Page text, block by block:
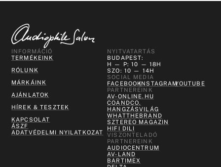
INFORMÁCIÓ
TERMÉKEINK
RÓLUNK
MÁRKÁINK
AJÁNLATOK
HÍREK & TESZTEK
KAPCSOLAT
ÁSZF
ADATVÉDELMI NYILATKOZAT
NYITVATARTÁS
BUDAPEST:
H — P: 10 — 18H
SZO: 10 — 14H
SOCIAL MEDIA
FACEBOOKINSTAGRAMYOUTUBE
PARTNEREINK
AV-ONLINE.HU
COANDCO.
HANGZÁSVILÁG
WHATTHEBRAND
SZTEREO MAGAZIN
HIFI DILI
VISZONTELADÓ
PARTNEREINK
AUDIOCENTRUM
AV-LAND
BARTIMEX